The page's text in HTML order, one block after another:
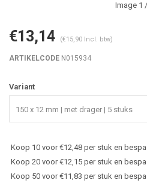
Image 1
€13,14 (€15,90 Incl. btw)
ARTIKELCODE N015934
Variant
150 x 12 mm | met drager | 5 stuks
Koop 10 voor €12,48 per stuk en
Koop 20 voor €12,15 per stuk en
Koop 50 voor €11,83 per stuk en